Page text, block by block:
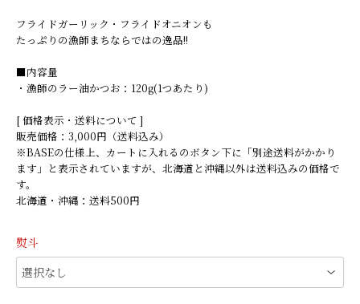
フライドガーリック・フライドオニオンも
たっぷりの漁師まちならではの逸品!!
■内容量
・漁師のラー油かつお：120g(1つあたり)
[ 価格表示・送料について ]
販売価格：3,000円（送料込み）
※BASEの仕様上、カートに入れるのボタン下に「別途送料がかかり
ます」と表示されていますが、北海道と沖縄以外は送料込みの価格で
す。
北海道・沖縄：送料500円
熨斗